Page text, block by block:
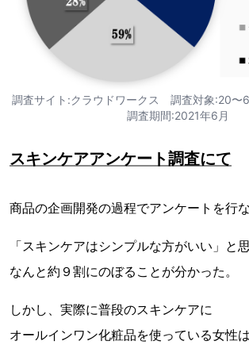
調査サイト:クラウドワークス 調査対象:20〜
調査期間:2021年6月
スキンケアアンケート調査にて
商品の企画開発の過程でアンケートを行な
「スキンケアはシンプルな方がいい」と
なんと約９割にのぼることが分かった。
しかし、実際に普段のスキンケアに
オールインワン化粧品を使っている女性